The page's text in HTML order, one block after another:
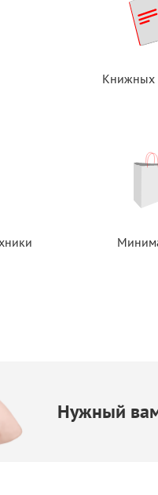
Книжных
Нужный вам